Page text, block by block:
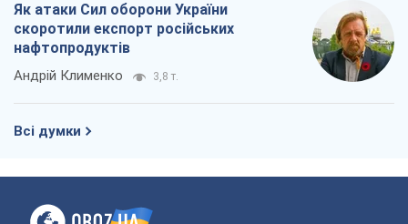
Як атаки Сил оборони України
скоротили експорт російських
нафтопродуктів
Андрій Клименко 3,8 т.
Всі думки